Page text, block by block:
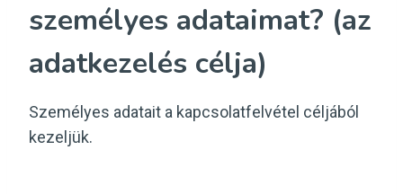
személyes adataimat? (az
adatkezelés célja)
Személyes adatait a kapcsolatfelvétel céljából
kezeljük.